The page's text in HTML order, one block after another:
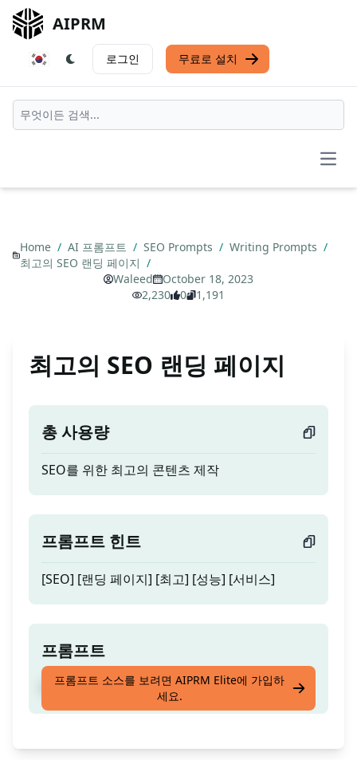
AIPRM
로그인 무료로 설치
Home / AI 프롬프트 / SEO Prompts / Writing Prompts /
최고의 SEO 랜딩 페이지 /
Waleed
October 18, 2023
2,230
0 1,191
최고의 SEO 랜딩 페이지
총 사용량
SEO를 위한 최고의 콘텐츠 제작
프롬프트 힌트
[SEO] [랜딩 페이지] [최고] [성능] [서비스]
프롬프트
SEO를 위한 최고의 콘텐츠 제작
프롬프트 소스를 보려면 AIPRM Elite에 가입하
세요.